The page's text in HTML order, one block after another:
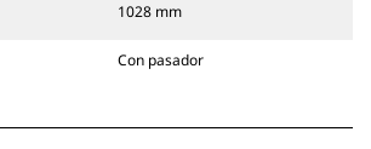
1028 mm
Con pasador